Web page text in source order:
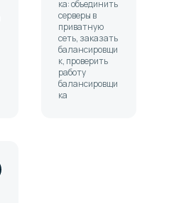
ка: объединить
серверы в
приватную
сеть, заказать
балансировщи
к, проверить
работу
балансировщи
ка